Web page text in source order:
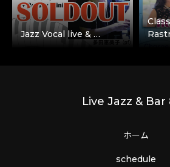
Jazz Vocal live & …
Live Jazz & Bar
ホーム
schedule